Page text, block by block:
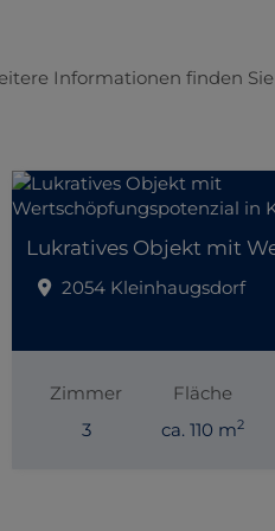
Informationen finden Sie
2054 Kleinhaugsdorf
Zimmer
3
Fläche
ca. 110 m2